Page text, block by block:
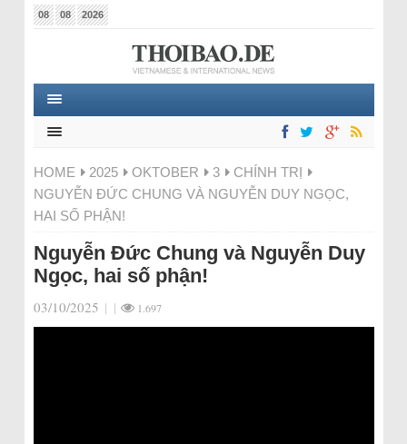
08 08 2026
HOME 2025 OKTOBER 3
CHÍNH TRỊ
NGUYỄN ĐỨC CHUNG VÀ NGUYỄN DUY NGỌC,
HAI SỐ PHẬN!
Nguyễn Đức Chung và Nguyễn Duy
Ngọc, hai số phận!
03/10/2025 | | 1.697